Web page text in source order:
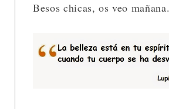
Besos chicas, os veo mañana.